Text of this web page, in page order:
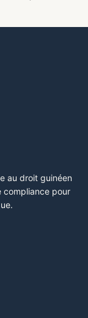
au droit guinéen
compliance pour